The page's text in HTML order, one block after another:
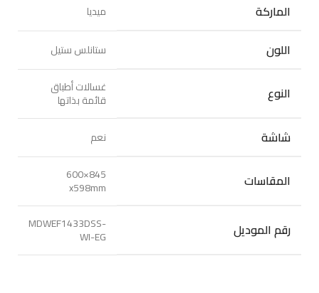
الماركة ميديا
اللون ستانلس ستيل
النوع غسالات أطباق
قائمة بذاتها
شاشة نعم
المقاسات 845×600
x598mm
رقم الموديل MDWEF1433DSS-
WI-EG